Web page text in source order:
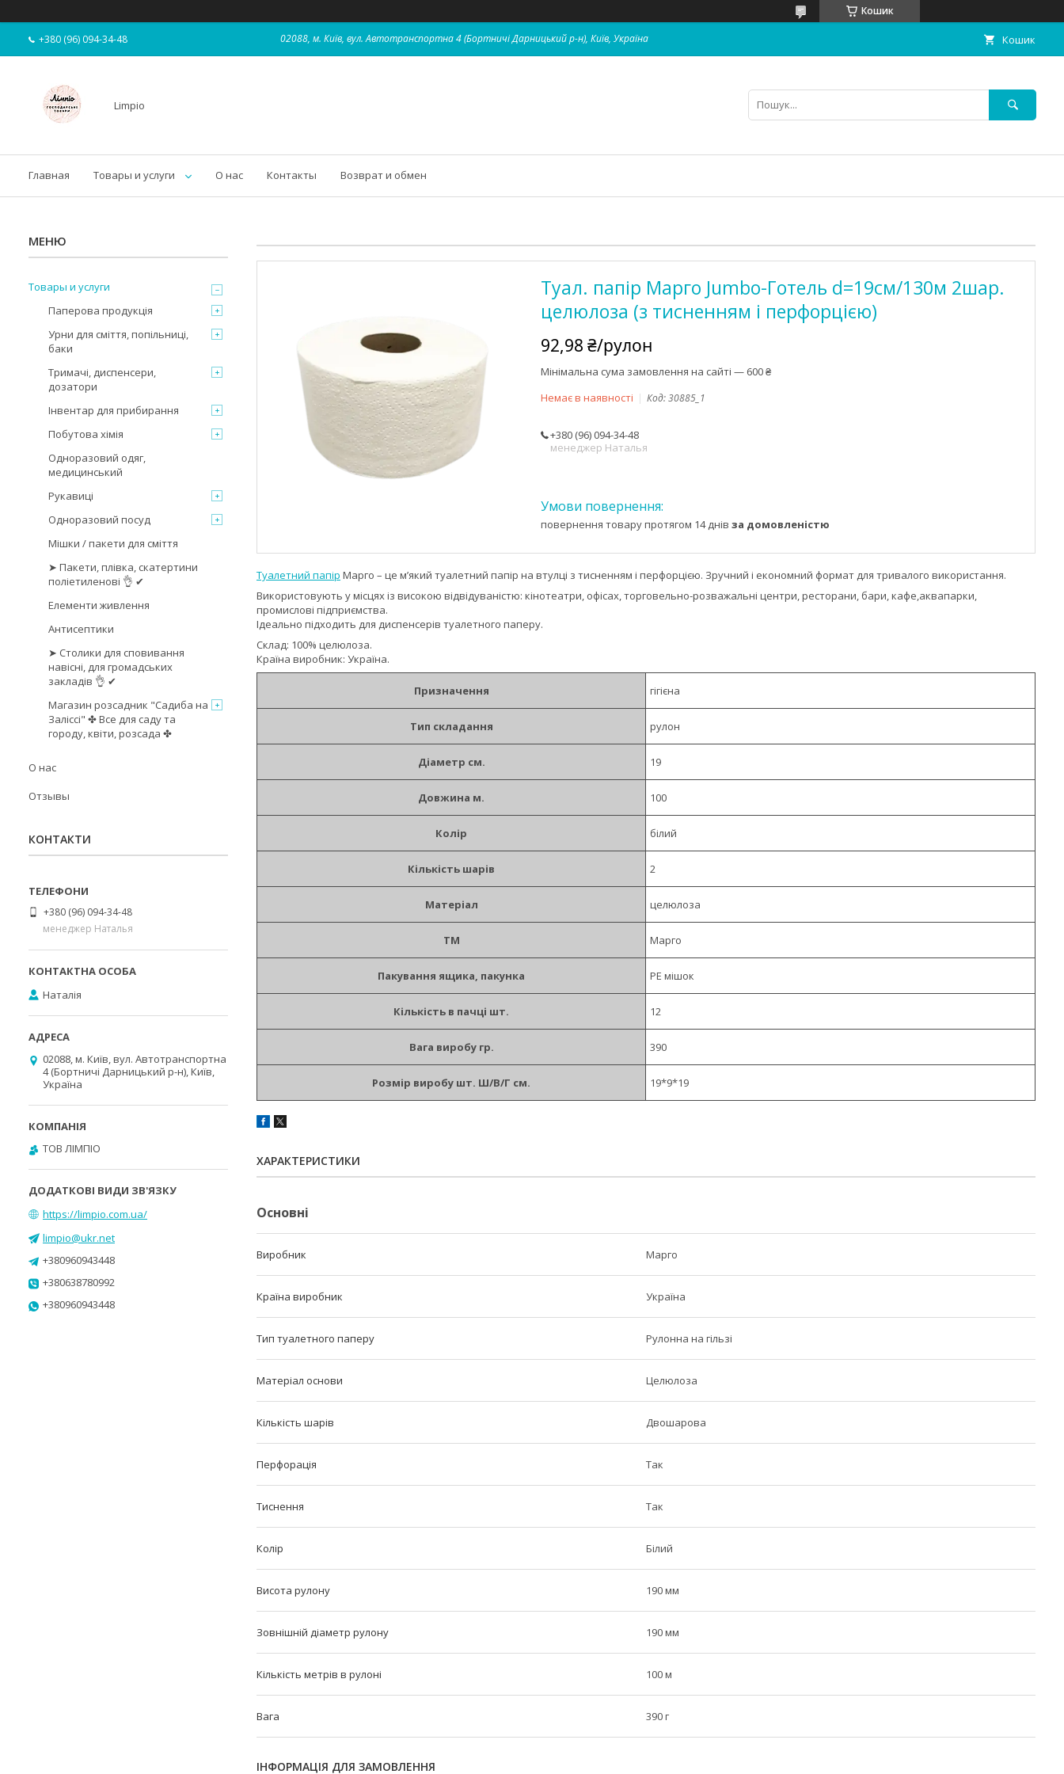
Кошик
+380 (96) 094-34-48 02088, м. Київ, вул. Автотранспортна 4 (Бортничі Дарницький р-н), Київ, Україна Кошик
Limpio
Главная Товары и услуги О нас Контакты Возврат и обмен
Туал. папір Марго Jumbo-Готель d=19см/130м 2шар.
целюлоза (з тисненням і перфорцією)
92,98 ₴/рулон
Мінімальна сума замовлення на сайті — 600 ₴
Немає в наявності
Код:30885_1
+380 (96) 094-34-48
менеджер Наталья
повернення товару протягом 14 днів за домовленістю
Туалетний папір Марго – це м’який туалетний папір на втулці з тисненням і перфорцією. Зручний і економний формат для тривалого використання.
Використовують у місцях із високою відвідуваністю: кінотеатри, офісах, торговельно-розважальні центри, ресторани, бари, кафе,аквапарки,
промислові підприємства.
Ідеально підходить для диспенсерів туалетного паперу.
Склад: 100% целюлоза.
Країна виробник: Україна.
Призначення гігієна
Тип складання рулон
Діаметр см. 19
Довжина м. 100
Колір білий
Кількість шарів 2
Матеріал целюлоза
ТМ Марго
Пакування ящика, пакунка PE мішок
Кількість в пачці шт. 12
Вага виробу гр. 390
Розмір виробу шт. Ш/В/Г см. 19*9*19
ХАРАКТЕРИСТИКИ
Основні
Виробник Марго
Країна виробник Україна
Тип туалетного паперу Рулонна на гільзі
Матеріал основи Целюлоза
Кількість шарів Двошарова
Перфорація Так
Тиснення Так
Колір Білий
Висота рулону 190 мм
Зовнішній діаметр рулону 190 мм
Кількість метрів в рулоні 100 м
Вага 390 г
ІНФОРМАЦІЯ ДЛЯ ЗАМОВЛЕННЯ
Товары и услуги
Паперова продукція
Урни для сміття, попільниці,
баки
Тримачі, диспенсери,
дозатори
Інвентар для прибирання
Побутова хімія
Одноразовий одяг,
медицинський
Рукавиці
Одноразовий посуд
Мішки / пакети для сміття
➤ Пакети, плівка, скатертини
поліетиленові 👌 ✔
Елементи живлення
Антисептики
➤ Столики для сповивання
навісні, для громадських
закладів 👌 ✔
Магазин розсадник "Садиба на
Заліссі" ✤ Все для саду та
городу, квіти, розсада ✤
О нас
Отзывы
КОНТАКТИ
+380 (96) 094-34-48
менеджер Наталья
Наталія
02088, м. Київ, вул. Автотранспортна
4 (Бортничі Дарницький р-н), Київ,
Україна
ТОВ ЛІМПІО
https://limpio.com.ua/
limpio@ukr.net
+380960943448
+380638780992
+380960943448